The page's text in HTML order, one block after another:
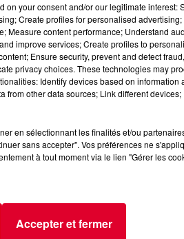
on your consent and/or our legitimate interest:
Create profiles for personalised
Measure content performance; Understand
improve services; Create profiles to
Ensure security, prevent and detect
privacy choices. These technologies may
Identify devices based on information
other data sources; Link different
en sélectionnant les finalités et/ou
sans accepter". Vos préférences ne
à tout moment via le lien "Gérer les
Accepter et fermer